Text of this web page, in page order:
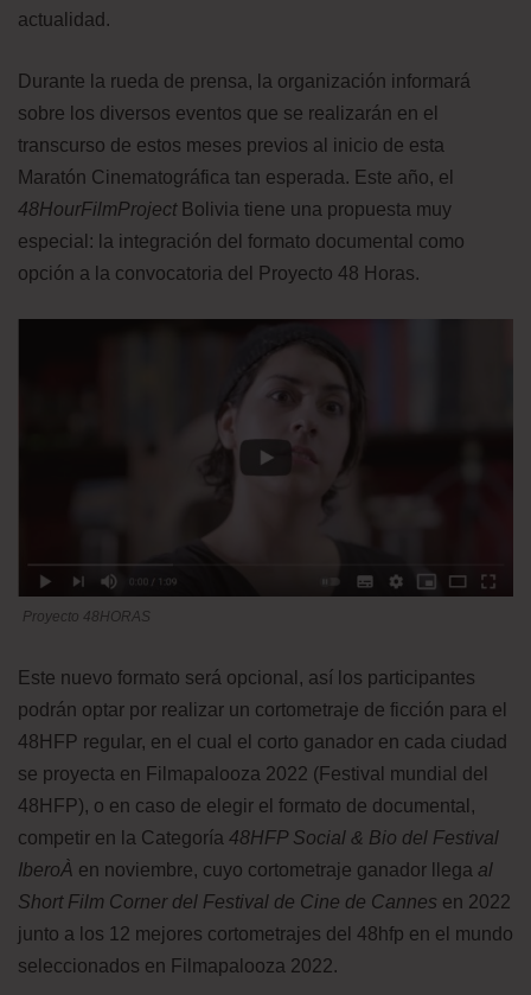
actualidad.
Durante la rueda de prensa, la organización informará
sobre los diversos eventos que se realizarán en el
transcurso de estos meses previos al inicio de esta
Maratón Cinematográfica tan esperada. Este año, el
48HourFilmProjectBolivia tiene una propuesta muy
especial: la integración del formato documental como
opción a la convocatoria del Proyecto 48 Horas.
Proyecto 48HORAS
Este nuevo formato será opcional, así los participantes
podrán optar por realizar un cortometraje de ficción para el
48HFP regular, en el cual el corto ganador en cada ciudad
se proyecta en Filmapalooza 2022 (Festival mundial del
48HFP), o en caso de elegir el formato de documental,
competir en la Categoría 48HFP Social & Bio del Festival
IberoÀ en noviembre, cuyo cortometraje ganador llega al
Short Film Corner del Festival de Cine de Cannes en 2022
junto a los 12 mejores cortometrajes del 48hfp en el mundo
seleccionados en Filmapalooza 2022.